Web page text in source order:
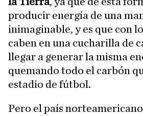
producir energía de una
inimaginable, y es que con
caben en una cucharilla de
llegar a generar la misma
quemando todo el carbón
estadio de fútbol.
Pero el país